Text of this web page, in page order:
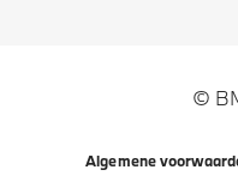
©
Algemene